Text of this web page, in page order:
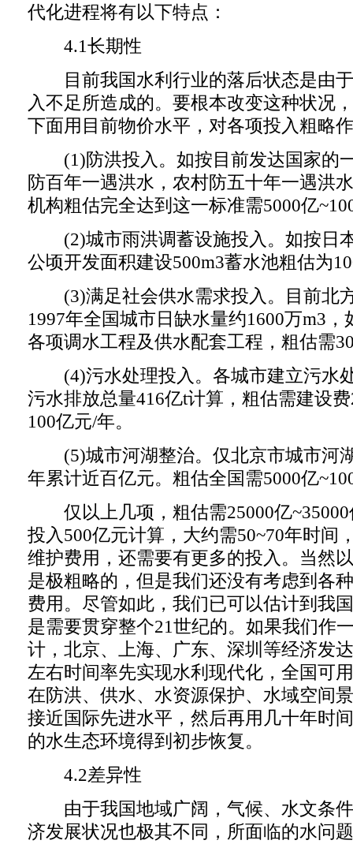
代化进程将有以下特点：
4.1长期性
目前我国水利行业的落后状态是由于
入不足所造成的。要根本改变这种状况
下面用目前物价水平，对各项投入粗略
(1)防洪投入。如按目前发达国家的
防百年一遇洪水，农村防五十年一遇洪
机构粗估完全达到这一标准需5000亿
(2)城市雨洪调蓄设施投入。如按日
公顷开发面积建设500m3蓄水池粗估为
(3)满足社会供水需求投入。目前北
1997年全国城市日缺水量约1600万m3
各项调水工程及供水配套工程，粗估需
(4)污水处理投入。各城市建立污水
污水排放总量416亿t计算，粗估需建设
100亿元/年。
(5)城市河湖整治。仅北京市城市河
年累计近百亿元。粗估全国需5000亿
仅以上几项，粗估需25000亿~35000
投入500亿元计算，大约需50~70年时间
维护费用，还需要有更多的投入。当然
是极粗略的，但是我们还没有考虑到各
费用。尽管如此，我们已可以估计到我
是需要贯穿整个21世纪的。如果我们作
计，北京、上海、广东、深圳等经济发
左右时间率先实现水利现代化，全国可
在防洪、供水、水资源保护、水域空间
接近国际先进水平，然后再用几十年时
的水生态环境得到初步恢复。
4.2差异性
由于我国地域广阔，气候、水文条件
济发展状况也极其不同，所面临的水问